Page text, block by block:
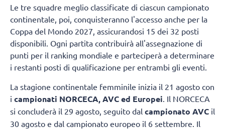
Le tre squadre meglio classificate di ciascun campionato
continentale, poi, conquisteranno l'accesso anche per la
Coppa del Mondo 2027, assicurandosi 15 dei 32 posti
disponibili. Ogni partita contribuirà all'assegnazione di
punti per il ranking mondiale e parteciperà a determinare
i restanti posti di qualificazione per entrambi gli eventi.
La stagione continentale femminile inizia il 21 agosto con
i campionati NORCECA, AVC ed Europei . Il NORCECA
si concluderà il 29 agosto, seguito dal campionato AVC il
30 agosto e dal campionato europeo il 6 settembre. Il